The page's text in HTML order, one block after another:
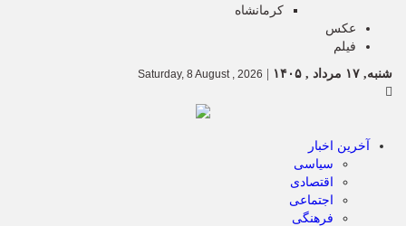
کرمانشاه
عکس
فیلم
شنبه, ۱۷ مرداد , ۱۴۰۵
Saturday, 8 August , 2026
آخرین اخبار
سیاسی
اقتصادی
اجتماعی
فرهنگی